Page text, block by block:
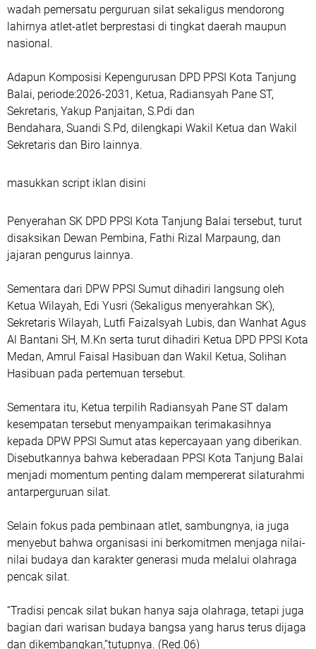
wadah pemersatu perguruan silat sekaligus mendorong
lahirnya atlet-atlet berprestasi di tingkat daerah maupun
nasional.
Adapun Komposisi Kepengurusan DPD PPSI Kota Tanjung
Balai, periode:2026-2031, Ketua, Radiansyah Pane ST,
Sekretaris, Yakup Panjaitan, S.Pdi dan
Bendahara, Suandi S.Pd, dilengkapi Wakil Ketua dan Wakil
Sekretaris dan Biro lainnya.
masukkan script iklan disini
Penyerahan SK DPD PPSI Kota Tanjung Balai tersebut, turut
disaksikan Dewan Pembina, Fathi Rizal Marpaung, dan
jajaran pengurus lainnya.
Sementara dari DPW PPSI Sumut dihadiri langsung oleh
Ketua Wilayah, Edi Yusri (Sekaligus menyerahkan SK),
Sekretaris Wilayah, Lutfi Faizalsyah Lubis, dan Wanhat Agus
Al Bantani SH, M.Kn serta turut dihadiri Ketua DPD PPSI Kota
Medan, Amrul Faisal Hasibuan dan Wakil Ketua, Solihan
Hasibuan pada pertemuan tersebut.
Sementara itu, Ketua terpilih Radiansyah Pane ST dalam
kesempatan tersebut menyampaikan terimakasihnya
kepada DPW PPSI Sumut atas kepercayaan yang diberikan.
Disebutkannya bahwa keberadaan PPSI Kota Tanjung Balai
menjadi momentum penting dalam mempererat silaturahmi
antarperguruan silat.
Selain fokus pada pembinaan atlet, sambungnya, ia juga
menyebut bahwa organisasi ini berkomitmen menjaga nilai-
nilai budaya dan karakter generasi muda melalui olahraga
pencak silat.
“Tradisi pencak silat bukan hanya saja olahraga, tetapi juga
bagian dari warisan budaya bangsa yang harus terus dijaga
dan dikembangkan,”tutupnya. (Red.06)